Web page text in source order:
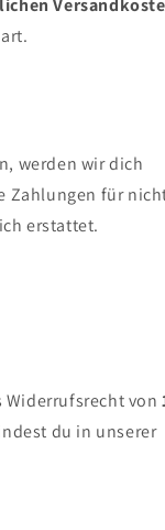
werden wir dich
Zahlungen für
erstattet.
Widerrufsrecht von
du in unserer